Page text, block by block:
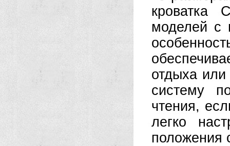
кроватка
моделей с
отдыха
систему
чтения,
легко
положения